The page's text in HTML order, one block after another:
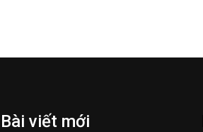
Bài viết mới